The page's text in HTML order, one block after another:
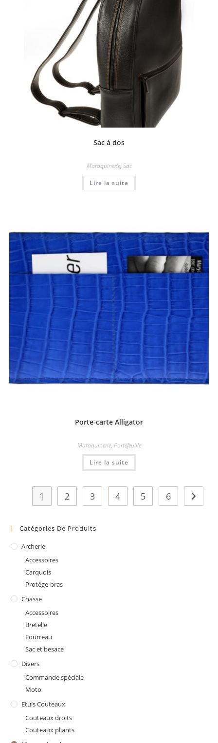
Sac à dos
Maroquinerie, Sac
Lire la suite
Porte-carte Alligator
Maroquinerie, Portefeuille
Lire la suite
1 2 3 4 5 6
Catégories De Produits
Archerie
Accessoires
Carquois
Protège-bras
Chasse
Accessoires
Bretelle
Fourreau
Sac et besace
Divers
Commande spéciale
Moto
Etuis Couteaux
Couteaux droits
Couteaux pliants